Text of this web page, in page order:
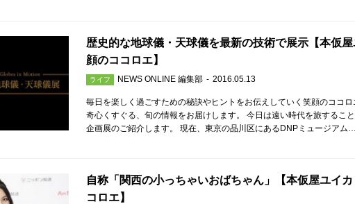
歴史的な地球儀・天球儀を最新の技術で展示【本仮
顔のココロエ】
ライフ NEWS ONLINE 編集部 2016.05.13
毎日を楽しく過ごすための秘訣やヒントをお伝えしていく笑顔のココ
奇心くすぐる、旬の情報をお届けします。 今日は遠い時代を旅するこ
企画展のご紹介します。 現在、東京の品川区にあるDNPミュージアム…
自称「関西の小っちゃいおばちゃん」【本仮屋ユイカ
コロエ】